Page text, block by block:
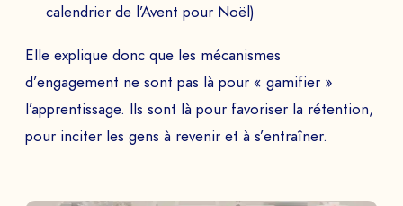
calendrier de l’Avent pour Noël)
Elle explique donc que les mécanismes
d’engagement ne sont pas là pour « gamifier »
l’apprentissage. Ils sont là pour favoriser la rétention,
pour inciter les gens à revenir et à s’entraîner.